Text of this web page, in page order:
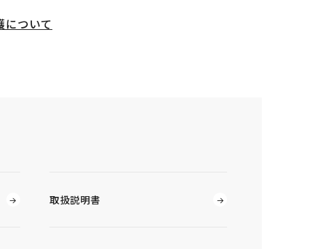
について
取扱説明書